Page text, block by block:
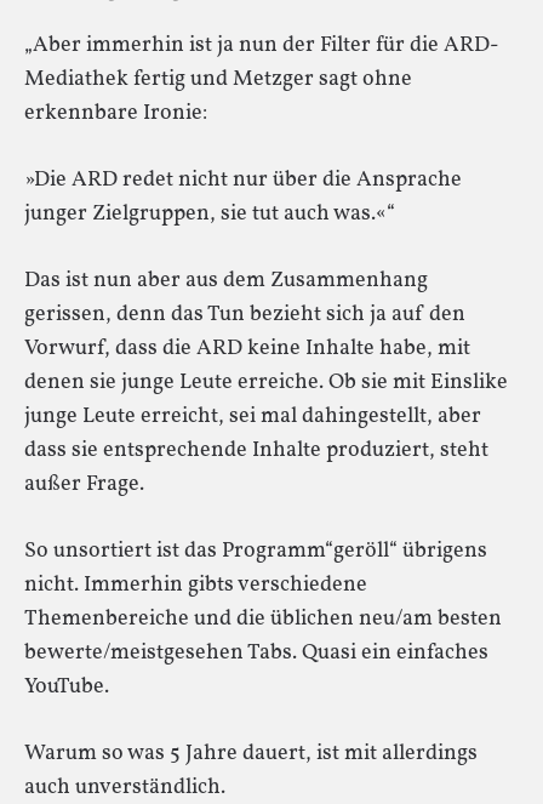
„Aber immerhin ist ja nun der Filter für die ARD-
Mediathek fertig und Metzger sagt ohne
erkennbare Ironie:
»Die ARD redet nicht nur über die Ansprache
junger Zielgruppen, sie tut auch was.«“
Das ist nun aber aus dem Zusammenhang
gerissen, denn das Tun bezieht sich ja auf den
Vorwurf, dass die ARD keine Inhalte habe, mit
denen sie junge Leute erreiche. Ob sie mit Einslike
junge Leute erreicht, sei mal dahingestellt, aber
dass sie entsprechende Inhalte produziert, steht
außer Frage.
So unsortiert ist das Programm“geröll“ übrigens
nicht. Immerhin gibts verschiedene
Themenbereiche und die üblichen neu/am besten
bewerte/meistgesehen Tabs. Quasi ein einfaches
YouTube.
Warum so was 5 Jahre dauert, ist mit allerdings
auch unverständlich.